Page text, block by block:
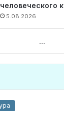
человеческого
5.08.2026
...